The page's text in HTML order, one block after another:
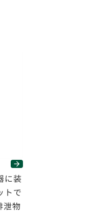
に装
トで
泄物